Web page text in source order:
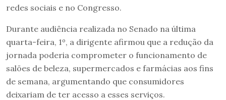
redes sociais e no Congresso.
Durante audiência realizada no Senado na última
quarta-feira, 1º, a dirigente afirmou que a redução da
jornada poderia comprometer o funcionamento de
salões de beleza, supermercados e farmácias aos fins
de semana, argumentando que consumidores
deixariam de ter acesso a esses serviços.